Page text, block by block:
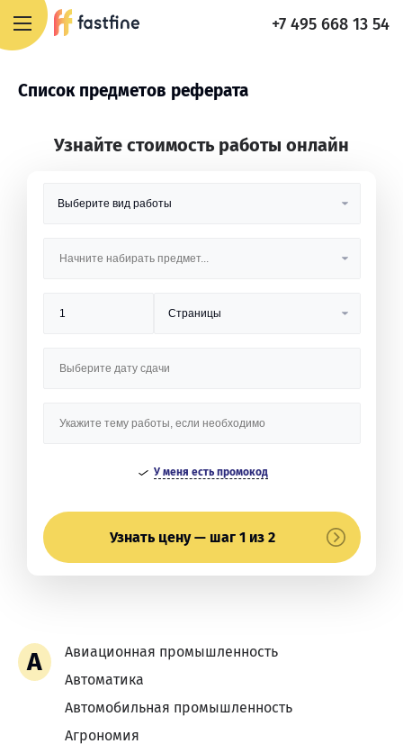
+7 495 668 13 54
Список предметов реферата
Узнайте стоимость работы онлайн
У меня есть промокод
Узнать цену — шаг 1 из 2
А
Авиационная промышленность
Автоматика
Автомобильная промышленность
Агрономия